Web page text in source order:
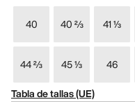
40 40 ⅔ 41 ⅓
44 ⅔ 45 ⅓ 46
Tabla de tallas (UE)